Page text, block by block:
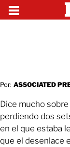
Por: ASSOCIATED
Dice mucho
perdiendo dos
en el que estaba
que el desenlace